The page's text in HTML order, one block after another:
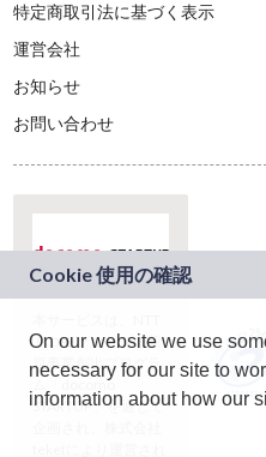
特定商取引法に基づく表示
運営会社
お知らせ
お問い合わせ
ドコモグループの新
規事業創出プログラ
ム「docomo
STARTUP」を通じて
On our website we use
necessary for our site to
information about how our